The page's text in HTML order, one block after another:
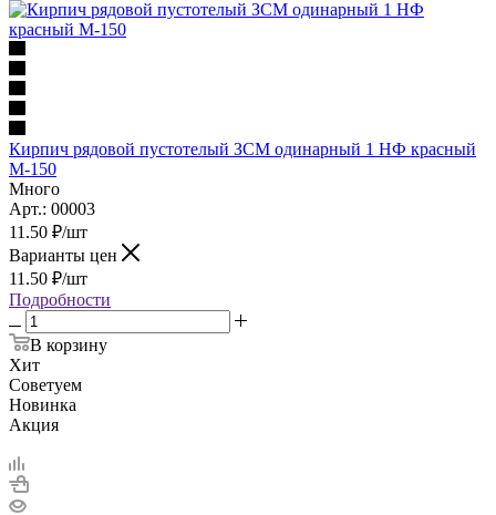
Кирпич рядовой пустотелый ЗСМ одинарный 1 НФ красный
М-150
Много
Арт.: 00003
11.50 ₽/шт
Варианты цен
11.50 ₽/шт
Подробности
В корзину
Хит
Советуем
Новинка
Акция